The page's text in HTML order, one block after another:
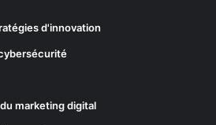
d'innovation
marketing digital